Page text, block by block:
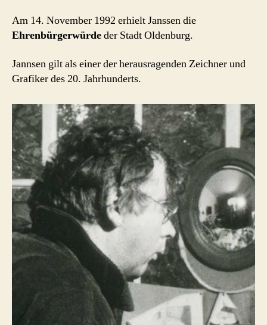
Am 14. November 1992 erhielt Janssen die
Ehrenbürgerwürdeder Stadt Oldenburg.
Jannsen gilt als einer der herausragenden Zeichner und
Grafiker des 20. Jahrhunderts.